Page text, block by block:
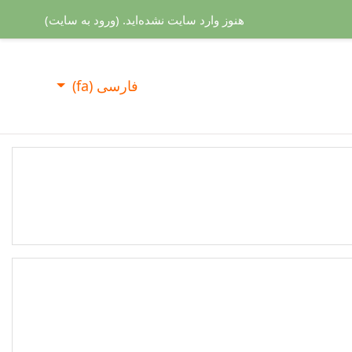
هنوز وارد سایت نشده‌اید. (ورود به سایت)
فارسی ‎(fa)‎